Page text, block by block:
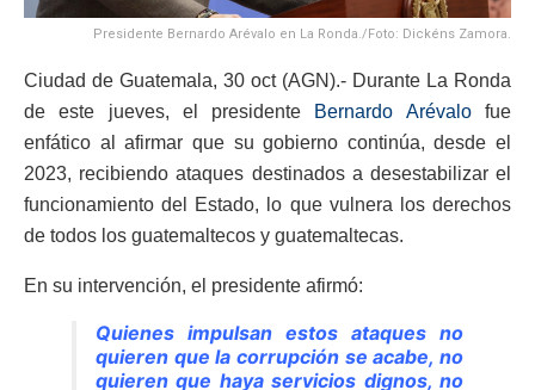
Presidente Bernardo Arévalo en La Ronda./Foto: Dickéns Zamora.
Ciudad de Guatemala, 30 oct (AGN).- Durante La Ronda
de este jueves, el presidente Bernardo Arévalofue
enfático al afirmar que su gobierno continúa, desde el
2023, recibiendo ataques destinados a desestabilizar el
funcionamiento del Estado, lo que vulnera los derechos
de todos los guatemaltecos y guatemaltecas.
En su intervención, el presidente afirmó:
Quienes impulsan estos ataques no
quieren que la corrupción se acabe, no
quieren que haya servicios dignos, no